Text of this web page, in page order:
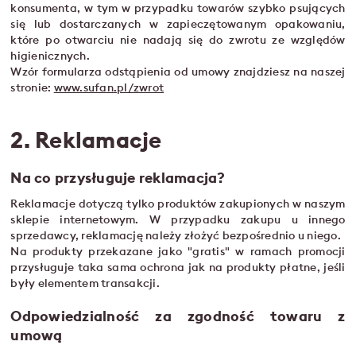
konsumenta, w tym w przypadku towarów szybko psujących
się lub dostarczanych w zapieczętowanym opakowaniu,
które po otwarciu nie nadają się do zwrotu ze względów
higienicznych.
Wzór formularza odstąpienia od umowy znajdziesz na naszej
stronie: www.sufan.pl/zwrot
2. Reklamacje
Na co przysługuje reklamacja?
Reklamacje dotyczą tylko produktów zakupionych w naszym
sklepie internetowym. W przypadku zakupu u innego
sprzedawcy, reklamację należy złożyć bezpośrednio u niego.
Na produkty przekazane jako "gratis" w ramach promocji
przysługuje taka sama ochrona jak na produkty płatne, jeśli
były elementem transakcji.
Odpowiedzialność za zgodność towaru z
umową